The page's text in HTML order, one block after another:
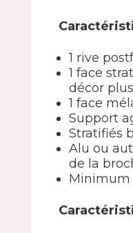
1 rive
1 face
décor
1 face
Support
Stratifiés
Alu ou
de la
Minimum